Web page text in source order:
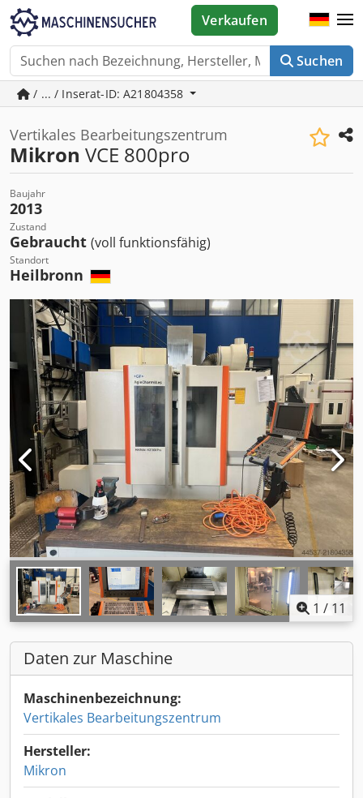
Suchen
Verkaufen
/ ... / Inserat-ID: A21804358
Vertikales Bearbeitungszentrum
Mikron VCE 800pro
Baujahr
2013
Zustand
Gebraucht (voll funktionsfähig)
Standort
Heilbronn
1 / 11
Daten zur Maschine
Maschinenbezeichnung:
Vertikales Bearbeitungszentrum
Hersteller:
Mikron